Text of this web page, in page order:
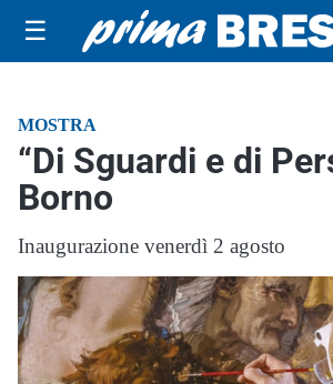
☰
MOSTRA
“Di Sguardi e di
Borno
Inaugurazione venerdì 2 agosto